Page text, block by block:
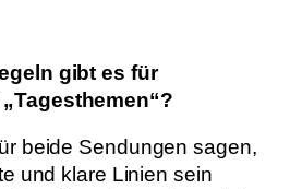
gibt es für
beide Sendungen sagen,
und klare Linien sein